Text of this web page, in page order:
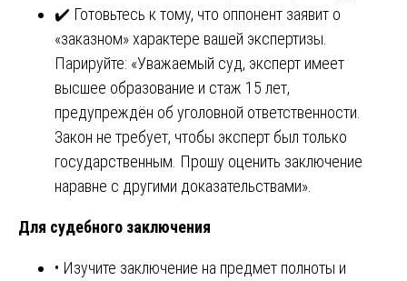
✔️ Готовьтесь к тому, что оппонент заявит о
«заказном» характере вашей экспертизы.
Парируйте: «Уважаемый суд, эксперт имеет
высшее образование и стаж 15 лет,
предупреждён об уголовной ответственности.
Закон не требует, чтобы эксперт был только
государственным. Прошу оценить заключение
наравне с другими доказательствами».
Для судебного заключения
• Изучите заключение на предмет полноты и